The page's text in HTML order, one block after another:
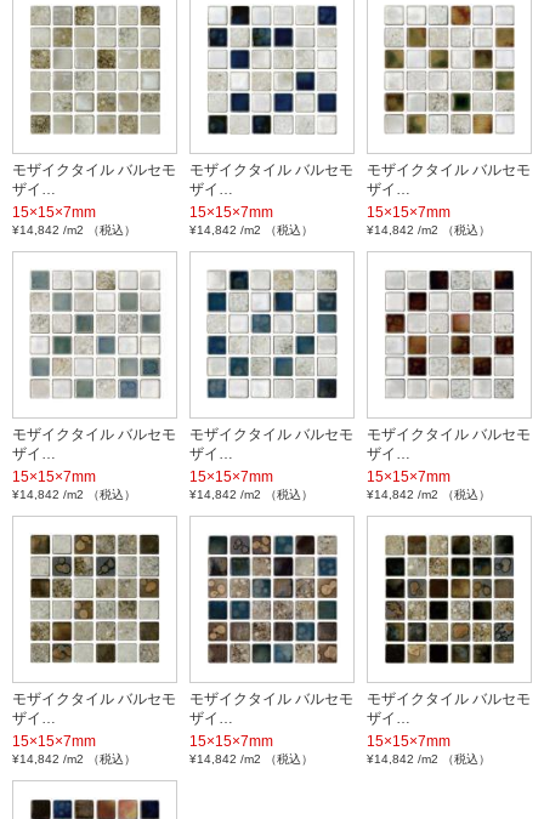
モザイクタイル バルセモ
ザイ…
15×15×7mm
¥14,842 /m2 （税込）
モザイクタイル バルセモ
ザイ…
15×15×7mm
¥14,842 /m2 （税込）
モザイクタイル バルセモ
ザイ…
15×15×7mm
¥14,842 /m2 （税込）
モザイクタイル バルセモ
ザイ…
15×15×7mm
¥14,842 /m2 （税込）
モザイクタイル バルセモ
ザイ…
15×15×7mm
¥14,842 /m2 （税込）
モザイクタイル バルセモ
ザイ…
15×15×7mm
¥14,842 /m2 （税込）
モザイクタイル バルセモ
ザイ…
15×15×7mm
¥14,842 /m2 （税込）
モザイクタイル バルセモ
ザイ…
15×15×7mm
¥14,842 /m2 （税込）
モザイクタイル バルセモ
ザイ…
15×15×7mm
¥14,842 /m2 （税込）